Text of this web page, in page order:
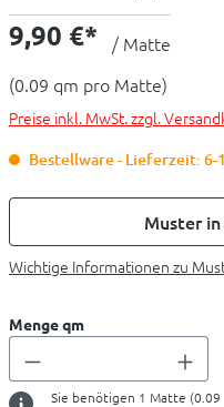
9,90 €*
/ Matte
(0.09 qm pro Matte)
Preise inkl. MwSt. zzgl.
Bestellware - Lieferzeit: 6-
Muster
Wichtige Informationen zu
Menge qm
Sie benötigen 1 Matte (0.09